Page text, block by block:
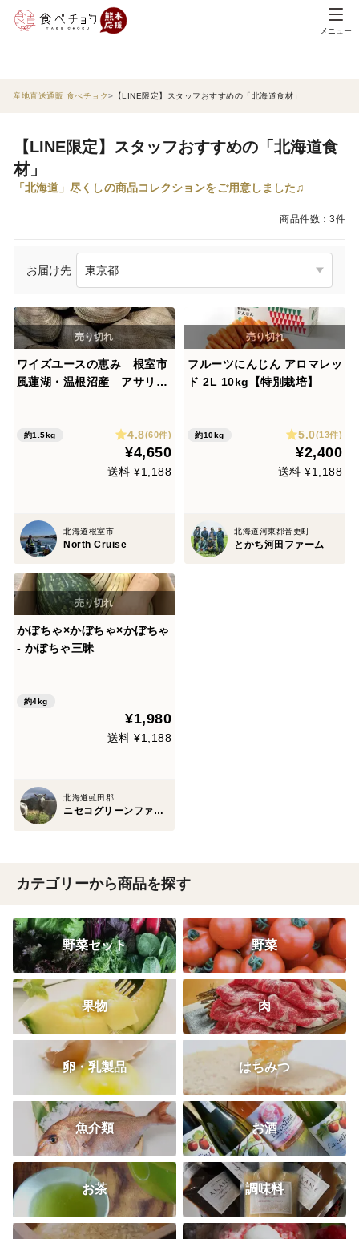
メニュー
産地直送通販 食べチョク 【LINE限定】スタッフおすすめの「北海道食材」
【LINE限定】スタッフおすすめの「北海道食
材」
「北海道」尽くしの商品コレクションをご用意しました♫
商品件数：3件
お届け先
ワイズユースの恵み 根室市
風蓮湖・温根沼産 アサリ＜
約1.5kg 4.8(60件)
¥4,650
送料 ¥1,188
北海道根室市
North Cruise
フルーツにんじん アロマレッ
ド 2L 10kg【特別栽培】
約10kg 5.0(13件)
¥2,400
送料 ¥1,188
北海道河東郡音更町
とかち河田ファーム
かぼちゃ×かぼちゃ×かぼちゃ
- かぼちゃ三昧
約4kg
¥1,980
送料 ¥1,188
北海道虻田郡
ニセコグリーンファーム
カテゴリーから商品を探す
野菜セット 野菜
果物 肉
卵・乳製品 はちみつ
魚介類 お酒
お茶 調味料